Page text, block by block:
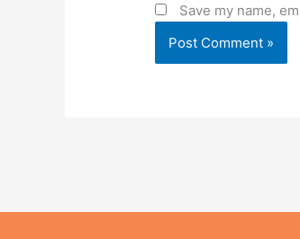
Save my name,